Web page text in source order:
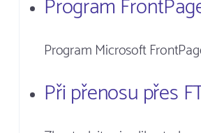
Program
Program Microsoft
Při přenosu přes